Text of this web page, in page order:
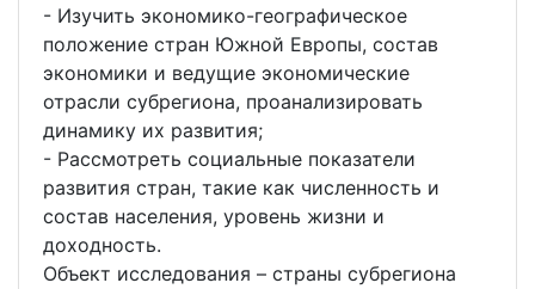
- Изучить экономико-географическое
положение стран Южной Европы, состав
экономики и ведущие экономические
отрасли субрегиона, проанализировать
динамику их развития;
- Рассмотреть социальные показатели
развития стран, такие как численность и
состав населения, уровень жизни и
доходность.
Объект исследования – страны субрегиона